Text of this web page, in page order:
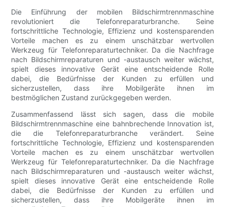
Die Einführung der mobilen Bildschirmtrennmaschine
revolutioniert die Telefonreparaturbranche. Seine
fortschrittliche Technologie, Effizienz und kostensparenden
Vorteile machen es zu einem unschätzbar wertvollen
Werkzeug für Telefonreparaturtechniker. Da die Nachfrage
nach Bildschirmreparaturen und -austausch weiter wächst,
spielt dieses innovative Gerät eine entscheidende Rolle
dabei, die Bedürfnisse der Kunden zu erfüllen und
sicherzustellen, dass ihre Mobilgeräte ihnen im
bestmöglichen Zustand zurückgegeben werden.
Zusammenfassend lässt sich sagen, dass die mobile
Bildschirmtrennmaschine eine bahnbrechende Innovation ist,
die die Telefonreparaturbranche verändert. Seine
fortschrittliche Technologie, Effizienz und kostensparenden
Vorteile machen es zu einem unschätzbar wertvollen
Werkzeug für Telefonreparaturtechniker. Da die Nachfrage
nach Bildschirmreparaturen und -austausch weiter wächst,
spielt dieses innovative Gerät eine entscheidende Rolle
dabei, die Bedürfnisse der Kunden zu erfüllen und
sicherzustellen, dass ihre Mobilgeräte ihnen im